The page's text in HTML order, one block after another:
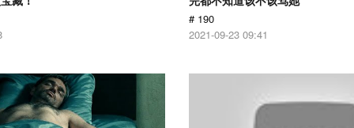
# 190
2021-09-23 09:41